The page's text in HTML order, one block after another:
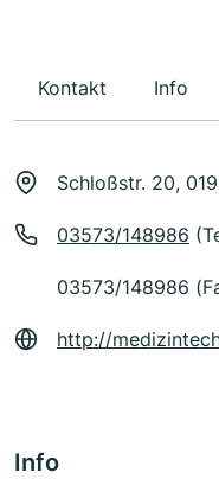
Kontakt Info
Schloßstr. 20,
03573/148986
03573/148986
http://
Info